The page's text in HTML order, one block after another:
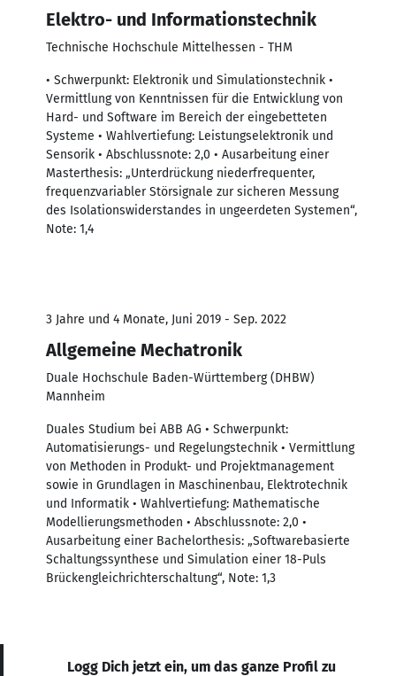
Elektro- und Informationstechnik
Technische Hochschule Mittelhessen - THM
• Schwerpunkt: Elektronik und Simulationstechnik •
Vermittlung von Kenntnissen für die Entwicklung von
Hard- und Software im Bereich der eingebetteten
Systeme • Wahlvertiefung: Leistungselektronik und
Sensorik • Abschlussnote: 2,0 • Ausarbeitung einer
Masterthesis: „Unterdrückung niederfrequenter,
frequenzvariabler Störsignale zur sicheren Messung
des Isolationswiderstandes in ungeerdeten Systemen“,
Note: 1,4
3 Jahre und 4 Monate, Juni 2019 - Sep. 2022
Allgemeine Mechatronik
Duale Hochschule Baden-Württemberg (DHBW)
Mannheim
Duales Studium bei ABB AG • Schwerpunkt:
Automatisierungs- und Regelungstechnik • Vermittlung
von Methoden in Produkt- und Projektmanagement
sowie in Grundlagen in Maschinenbau, Elektrotechnik
und Informatik • Wahlvertiefung: Mathematische
Modellierungsmethoden • Abschlussnote: 2,0 •
Ausarbeitung einer Bachelorthesis: „Softwarebasierte
Schaltungssynthese und Simulation einer 18-Puls
Brückengleichrichterschaltung“, Note: 1,3
Logg Dich jetzt ein, um das ganze Profil zu